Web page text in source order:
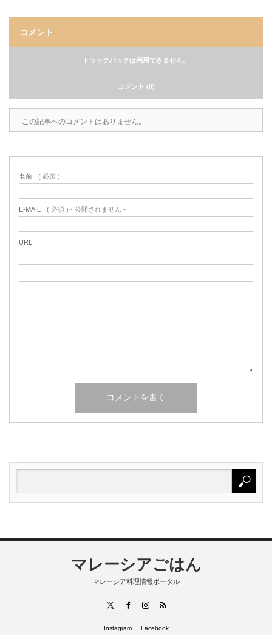
コメント
トラックバックは利用できません。
コメント (0)
この記事へのコメントはありません。
名前 ( 必須 )
E-MAIL ( 必須 ) - 公開されません -
URL
マレーシアごはん
マレーシア料理情報ポータル
FacebookInstagram
RSS
Instagram Facebook